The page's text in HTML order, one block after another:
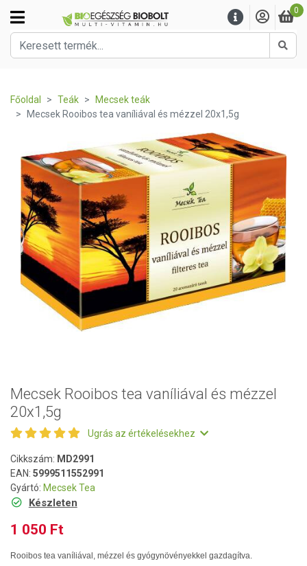
0
Főoldal Teák
Mecsek teák
Mecsek Rooibos tea vaníliával és mézzel 20x1,5g
Mecsek Rooibos tea vaníliával és mézzel
20x1,5g
Ugrás az értékelésekhez
Cikkszám: MD2991
EAN: 5999511552991
Gyártó: Mecsek Tea
Készleten
1 050 Ft
Rooibos tea vaníliával, mézzel és gyógynövényekkel gazdagítva.